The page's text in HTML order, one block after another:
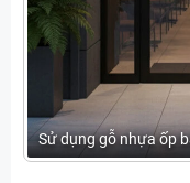
Sử dụng gỗ nhựa ốp